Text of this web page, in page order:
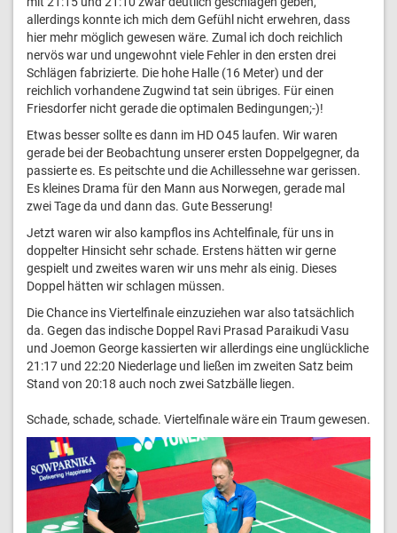
allerdings konnte ich mich dem Gefühl nicht erwehren, dass
hier mehr möglich gewesen wäre. Zumal ich doch reichlich
nervös war und ungewohnt viele Fehler in den ersten drei
Schlägen fabrizierte. Die hohe Halle (16 Meter) und der
reichlich vorhandene Zugwind tat sein übriges. Für einen
Friesdorfer nicht gerade die optimalen Bedingungen;-)!
Etwas besser sollte es dann im HD O45 laufen. Wir waren
gerade bei der Beobachtung unserer ersten Doppelgegner, da
passierte es. Es peitschte und die Achillessehne war gerissen.
Es kleines Drama für den Mann aus Norwegen, gerade mal
zwei Tage da und dann das. Gute Besserung!
Jetzt waren wir also kampflos ins Achtelfinale, für uns in
doppelter Hinsicht sehr schade. Erstens hätten wir gerne
gespielt und zweites waren wir uns mehr als einig. Dieses
Doppel hätten wir schlagen müssen.
Die Chance ins Viertelfinale einzuziehen war also tatsächlich
da. Gegen das indische Doppel Ravi Prasad Paraikudi Vasu
und Joemon George kassierten wir allerdings eine unglückliche
21:17 und 22:20 Niederlage und ließen im zweiten Satz beim
Stand von 20:18 auch noch zwei Satzbälle liegen.
Schade, schade, schade. Viertelfinale wäre ein Traum gewesen.